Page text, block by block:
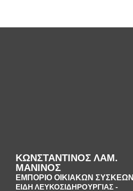
ΚΩΝΣΤΑΝΤΙΝΟΣ ΛΑΜ.
ΜΑΝΙΝΟΣ
ΕΜΠΟΡΙΟ ΟΙΚΙΑΚΩΝ ΣΥΣΚΕΩΝ
ΕΙΔΗ ΛΕΥΚΟΣΙΔΗΡΟΥΡΓΙΑΣ -